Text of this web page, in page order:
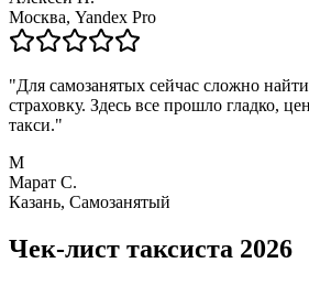
Москва, Yandex Pro
"Для самозанятых сейчас сложно
страховку. Здесь все прошло гладко,
такси."
М
Марат С.
Казань, Самозанятый
Чек-лист таксиста 2026